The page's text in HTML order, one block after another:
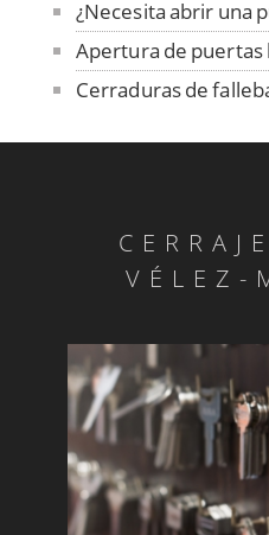
¿Necesita abrir una
Apertura de puertas
Cerraduras de
Cerrajeros: copias
Se abren coches las
Sustitución de
Cajas fuertes:
Montaje de
Accesorios de
Apertura de puertas
VÉLEZ-